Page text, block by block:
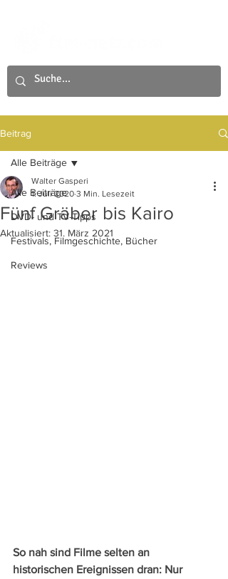
Beitrag
Alle Beiträge
DVD- und TV-Tipps
Festivals, Filmgeschichte, Bücher
Reviews
Alle Beiträge
Fünf Gräber bis Kairo
Walter Gasperi
1. Juli 2020 3 Min. Lesezeit
Aktualisiert: 31. März 2021
So nah sind Filme selten an
historischen Ereignissen dran: Nur